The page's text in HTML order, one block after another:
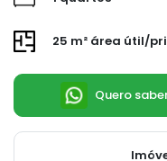
25 m² área útil/
Quero